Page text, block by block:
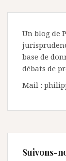
Un blog de
base de
débats de
Mail :
Suivons-